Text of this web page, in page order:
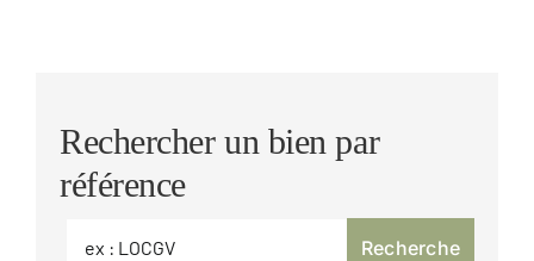
Rechercher un bien par
référence
Recherche